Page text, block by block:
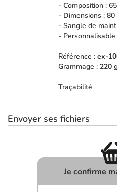
- Composition :
- Dimensions :
- Sangle de
- Personnalisable
Référence : ex-
Grammage : 220
Traçabilité
Envoyer ses fichiers
Je confirme